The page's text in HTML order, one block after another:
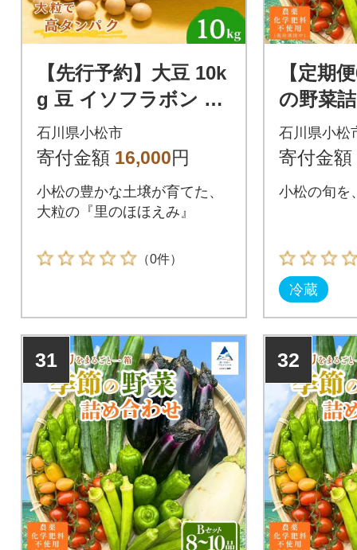
【先行予約】大豆 10k
g 豆 イソフラボン お
やつ おつまみ 味噌作
り
石川県小松市
寄付金額 16,000円
小松の豊かな土壌が育てた、
大粒の『里のほほえみ』
（0件）
【定期
の野菜
セット
旬の野
石川県小松
寄付金額
小松の旬を
冷蔵
31 32